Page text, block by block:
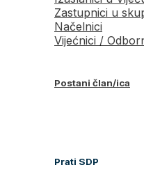
Zastupnici u
Načelnici
Vijećnici /
Postani član/ica
Prati SDP